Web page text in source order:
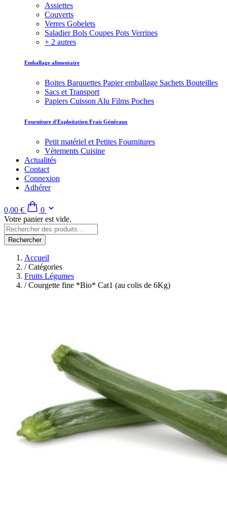
Assiettes
Couverts
Verres Gobelets
Saladier Bols Coupes Pots Verrines
+ 2 autres
Emballage alimentaire
Boites Barquettes Papier emballage Sachets Bouteilles
Sacs et Transport
Papiers Cuisson Alu Films Poches
Fourniture d'Exploitation Frais Généraux
Petit matériel et Petites Fournitures
Vètements Cuisine
Actualités
Contact
Connexion
Adhérer
0,00 €
0
Votre panier est vide.
Rechercher
Accueil
/Catégories
Fruits Légumes
/Courgette fine *Bio* Cat1 (au colis de 6Kg)